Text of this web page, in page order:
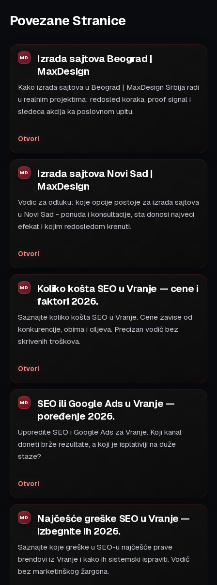
Povezane Stranice
Izrada sajtova Beograd |
MaxDesign
Kako izrada sajtova u Beograd | MaxDesign Srbija radi
u realnim projektima: redosled koraka, proof signal i
sledeca akcija ka poslovnom upitu.
Otvori
Izrada sajtova Novi Sad |
MaxDesign
Vodic za odluku: koje opcije postoje za izrada sajtova
u Novi Sad - ponuda i konsultacije, sta donosi najveci
efekat i kojim redosledom krenuti.
Otvori
Koliko košta SEO u Vranje — cene i
faktori 2026.
Saznajte koliko košta SEO u Vranje. Cene zavise od
konkurencije, obima i ciljeva. Precizan vodič bez
skrivenih troškova.
Otvori
SEO ili Google Ads u Vranje —
poređenje 2026.
Uporedite SEO i Google Ads za Vranje. Koji kanal
doneti brže rezultate, a koji je isplativiji na duže
staze?
Otvori
Najčešće greške SEO u Vranje —
izbegnite ih 2026.
Saznajte koje greške u SEO-u najčešće prave
brendovi iz Vranje i kako ih sistemski ispraviti. Vodič
bez marketinškog žargona.